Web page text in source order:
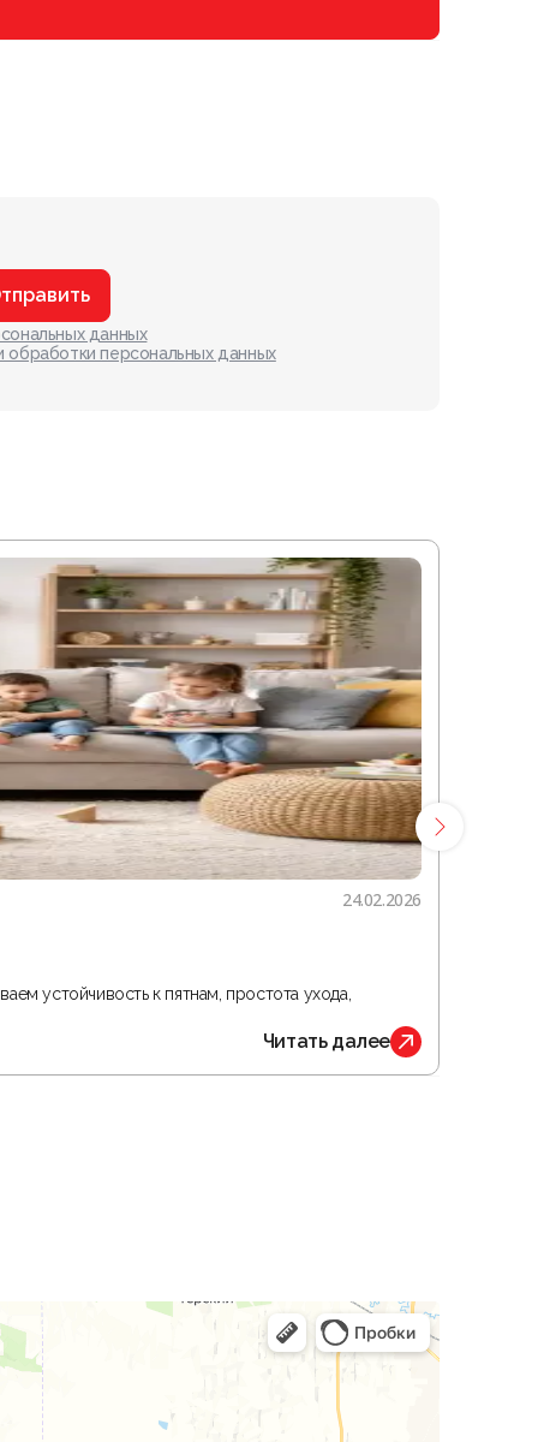
данных
обработки персональных данных
24.02.2026
устойчивость к пятнам, простота ухода,
Читать далее